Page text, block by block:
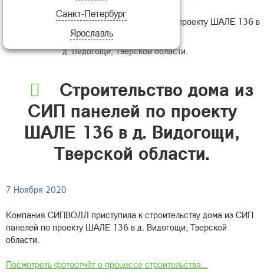
Санкт-Петербург
Ярославль
Строительство дома из СИП панелей по проекту ШАЛЕ 136 в
д. Видогощи, Тверской области.
Строительство дома из
СИП панелей по проекту
ШАЛЕ 136 в д. Видогощи,
Тверской области.
7 Ноября 2020
Компания СИПВОЛЛ приступила к строительству дома из СИП
панелей по проекту ШАЛЕ 136 в д. Видогощи, Тверской
области.
Посмотреть фотоотчёт о процессе строительства...